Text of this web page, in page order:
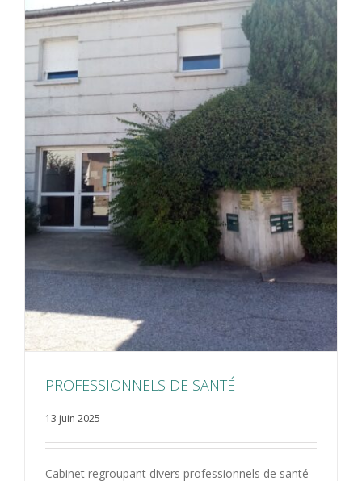
PROFESSIONNELS DE SANTÉ
13 juin 2025
Cabinet regroupant divers professionnels de santé